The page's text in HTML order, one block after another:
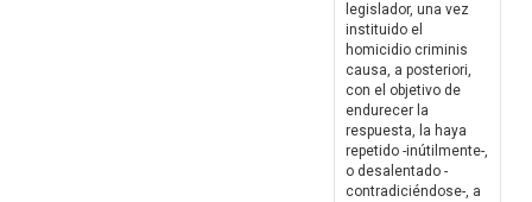
legislador, una vez
instituido el
homicidio criminis
causa, a posteriori,
con el objetivo de
endurecer la
respuesta, la haya
repetido -inútilmente-,
o desalentado -
contradiciéndose-, a